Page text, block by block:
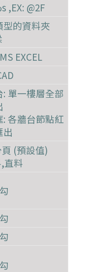
,EX: @2F
型的資料夾
EXCEL
: 單一樓層全部
: 各牆台節點紅
出
(預設值)
直料